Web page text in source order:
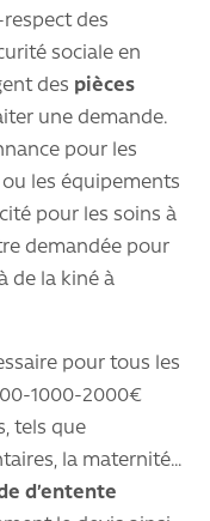
des
sociale en
des pièces
une demande.
pour les
les équipements
pour les soins à
demandée pour
de la kiné à
pour tous les
1000-2000€
tels que
la maternité…
d’entente